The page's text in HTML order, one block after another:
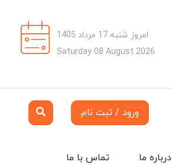
امروز شنبه 17 مرداد 1405
Saturday 08 August 2026
ورود / ثبت نام
تماس با ما درباره ما